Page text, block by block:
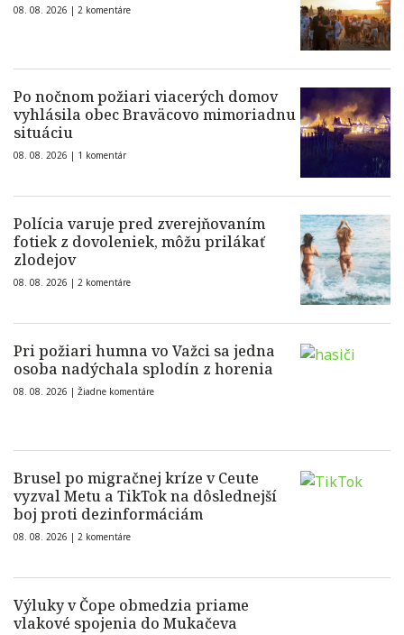
08. 08. 2026 | 2 komentáre
Po nočnom požiari viacerých domov
vyhlásila obec Braväcovo mimoriadnu
situáciu
08. 08. 2026 | 1 komentár
Polícia varuje pred zverejňovaním
fotiek z dovoleniek, môžu prilákať
zlodejov
08. 08. 2026 | 2 komentáre
Pri požiari humna vo Važci sa jedna
osoba nadýchala splodín z horenia
08. 08. 2026 | Žiadne komentáre
Brusel po migračnej kríze v Ceute
vyzval Metu a TikTok na dôslednejší
boj proti dezinformáciám
08. 08. 2026 | 2 komentáre
Výluky v Čope obmedzia priame
vlakové spojenia do Mukačeva